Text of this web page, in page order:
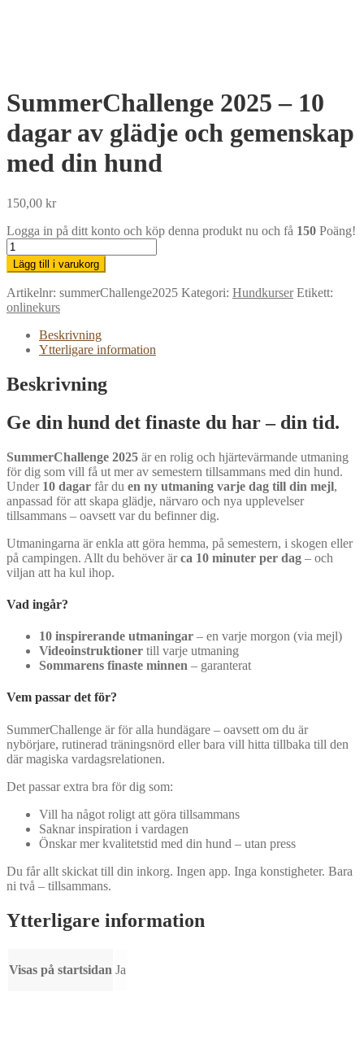
SummerChallenge 2025 – 10
dagar av glädje och gemenskap
med din hund
150,00 kr
Logga in på ditt konto och köp denna produkt nu och få 150 Poäng!
SummerChallenge
2025
–
10
dagar
av
glädje
med
din
mängd
Lägg till i varukorg
Artikelnr: summerChallenge2025 Kategori: Hundkurser Etikett:
onlinekurs
Beskrivning
Ytterligare information
Beskrivning
Ge din hund det finaste du har – din tid.
SummerChallenge 2025 är en rolig och hjärtevärmande utmaning
för dig som vill få ut mer av semestern tillsammans med din hund.
Under10 dagar får du en ny utmaning varje dag till din mejl,
anpassad för att skapa glädje, närvaro och nya upplevelser
tillsammans – oavsett var du befinner dig.
Utmaningarna är enkla att göra hemma, på semestern, i skogen eller
på campingen. Allt du behöver ärca 10 minuter per dag – och
viljan att ha kul ihop.
Vad ingår?
10 inspirerande utmaningar – en varje morgon (via mejl)
Videoinstruktioner till varje utmaning
Sommarens finaste minnen – garanterat
Vem passar det för?
SummerChallenge är för alla hundägare – oavsett om du är
nybörjare, rutinerad träningsnörd eller bara vill hitta tillbaka till den
där magiska vardagsrelationen.
Det passar extra bra för dig som:
Vill ha något roligt att göra tillsammans
Saknar inspiration i vardagen
Önskar mer kvalitetstid med din hund – utan press
Du får allt skickat till din inkorg. Ingen app. Inga konstigheter. Bara
ni två – tillsammans.
Ytterligare information
Visas på startsidan Ja